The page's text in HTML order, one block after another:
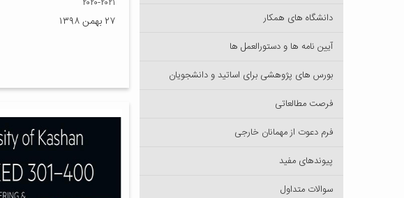
۲۷ بهمن ۱۳۹۸
دانشگاه های همکار
آیین نامه ها و دستورالعمل ها
بورس های پژوهشی برای اساتید و دانشجویان
فرصت مطالعاتی
فرم دعوت از مهمانان خارجی
پیوندهای مفید
سوالات متداول